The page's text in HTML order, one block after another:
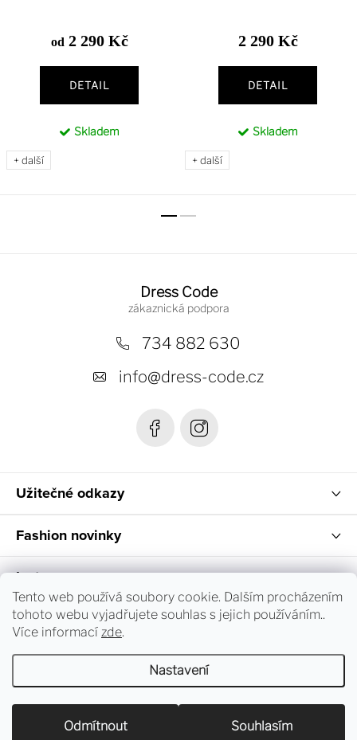
Tento web používá soubory cookie. Dalším procházením
tohoto webu vyjadřujete souhlas s jejich používáním..
Více informací zde.
Nastavení
Odmítnout Souhlasím
od 2 290 Kč
DETAIL
Skladem
+ další
2 290 Kč
DETAIL
Skladem
+ další
Dress Code
734 882 630
info@dress-code.cz
Užitečné odkazy
Fashion novinky
Instagram
Sledování objednávky a vrácení zboží
Copyright 2026dress-code.cz. Všechna práva vyhrazena.
Upravit nastavení cookies